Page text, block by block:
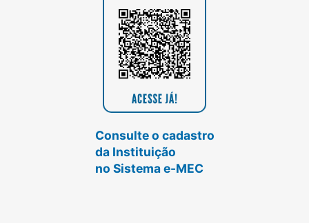
Consulte o cadastro
da Instituição
no Sistema e-MEC